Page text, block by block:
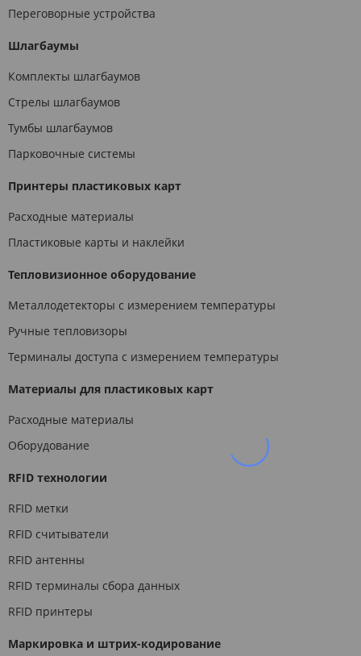
Переговорные устройства
Шлагбаумы
Комплекты шлагбаумов
Стрелы шлагбаумов
Тумбы шлагбаумов
Парковочные системы
Принтеры пластиковых карт
Расходные материалы
Пластиковые карты и наклейки
Тепловизионное оборудование
Металлодетекторы с измерением температуры
Ручные тепловизоры
Терминалы доступа с измерением температуры
Материалы для пластиковых карт
Расходные материалы
Оборудование
RFID технологии
RFID метки
RFID считыватели
RFID антенны
RFID терминалы сбора данных
RFID принтеры
Маркировка и штрих-кодирование